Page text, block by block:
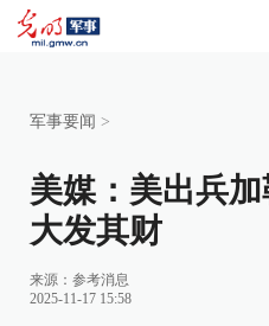
军事要闻 >
美媒：美出兵
大发其财
来源： 参考消息
2025-11-17 15:58